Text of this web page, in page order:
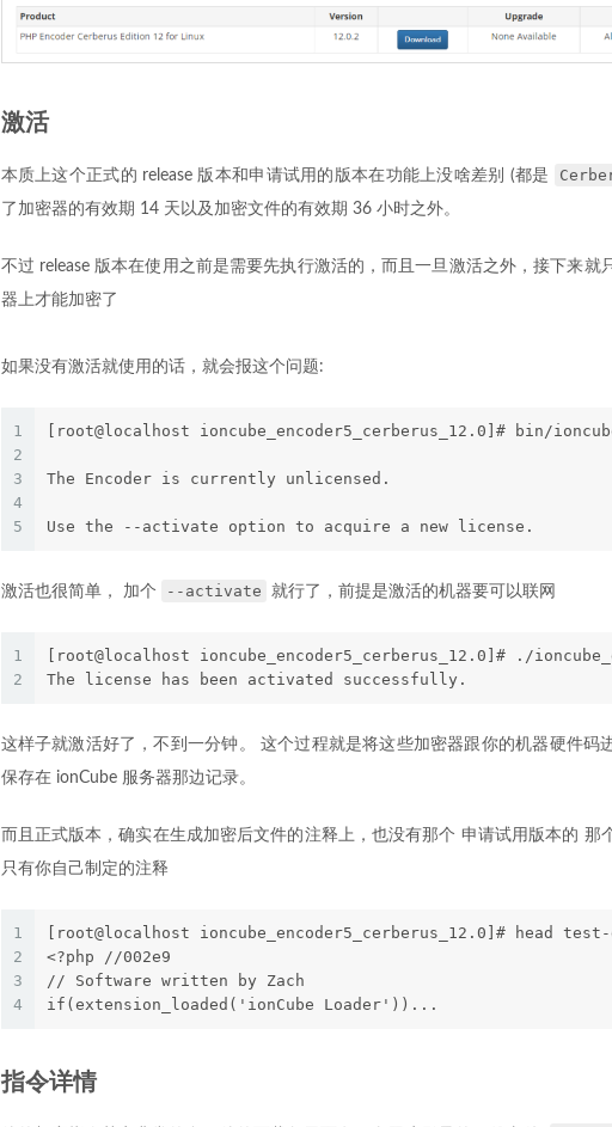
激活
本质上这个正式的 release 版本和申请试用的版本在功能上没啥差别 (都是
了加密器的有效期 14 天以及加密文件的有效期 36 小时之外。
不过 release 版本在使用之前是需要先执行激活的，而且一旦激活之外，接下来就
器上才能加密了
如果没有激活就使用的话，就会报这个问题:
1
2
3
4
5
[root@localhost ioncube_encoder5_cerberus_12.0]# bin/
The Encoder is currently unlicensed.
Use the --activate option to acquire a new license.
激活也很简单， 加个 --activate 就行了，前提是激活的机器要可以联网
1
2
[root@localhost ioncube_encoder5_cerberus_12.0]# ./
The license has been activated successfully.
这样子就激活好了，不到一分钟。 这个过程就是将这些加密器跟你的机器硬件码
保存在 ionCube 服务器那边记录。
而且正式版本，确实在生成加密后文件的注释上，也没有那个 申请试用版本的 那
只有你自己制定的注释
1
2
3
4
[root@localhost ioncube_encoder5_cerberus_12.0]# head test-
<?php //002e9
// Software written by Zach
if(extension_loaded('ionCube Loader'))...
指令详情